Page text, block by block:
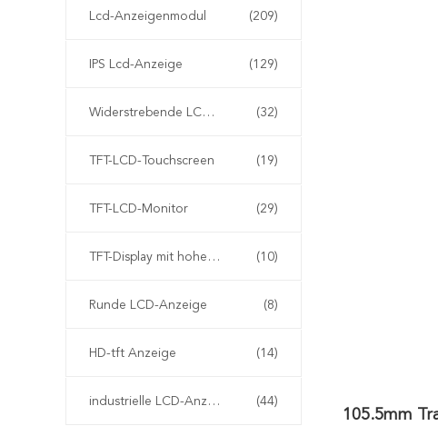
Lcd-Anzeigenmodul (209)
IPS Lcd-Anzeige (129)
Widerstrebende LCD-Anzeige (32)
TFT-LCD-Touchscreen (19)
TFT-LCD-Monitor (29)
TFT-Display mit hoher Helligkeit (10)
Runde LCD-Anzeige (8)
HD-tft Anzeige (14)
industrielle LCD-Anzeige (44)
105.5mm